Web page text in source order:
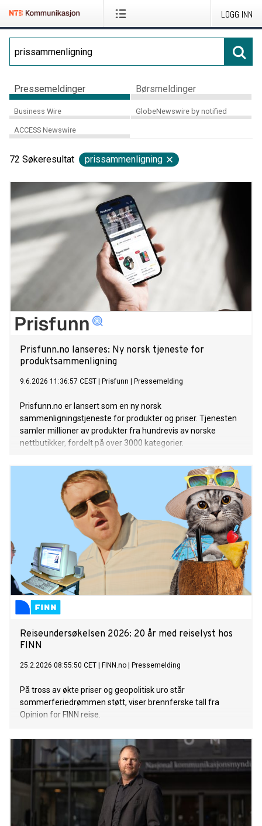
LOGG INN
Pressemeldinger Børsmeldinger
Business Wire GlobeNewswire by notified
ACCESS Newswire
72 Søkeresultat prissammenligning
Prisfunn.no lanseres: Ny norsk tjeneste for
produktsammenligning
9.6.2026 11:36:57 CEST Prisfunn Pressemelding
Prisfunn.no er lansert som en ny norsk
sammenligningstjeneste for produkter og priser. Tjenesten
samler millioner av produkter fra hundrevis av norske
nettbutikker, fordelt på over 3000 kategorier.
Reiseundersøkelsen 2026: 20 år med reiselyst hos
FINN
25.2.2026 08:55:50 CET FINN.no Pressemelding
På tross av økte priser og geopolitisk uro står
sommerferiedrømmen støtt, viser brennferske tall fra
Opinion for FINN reise.